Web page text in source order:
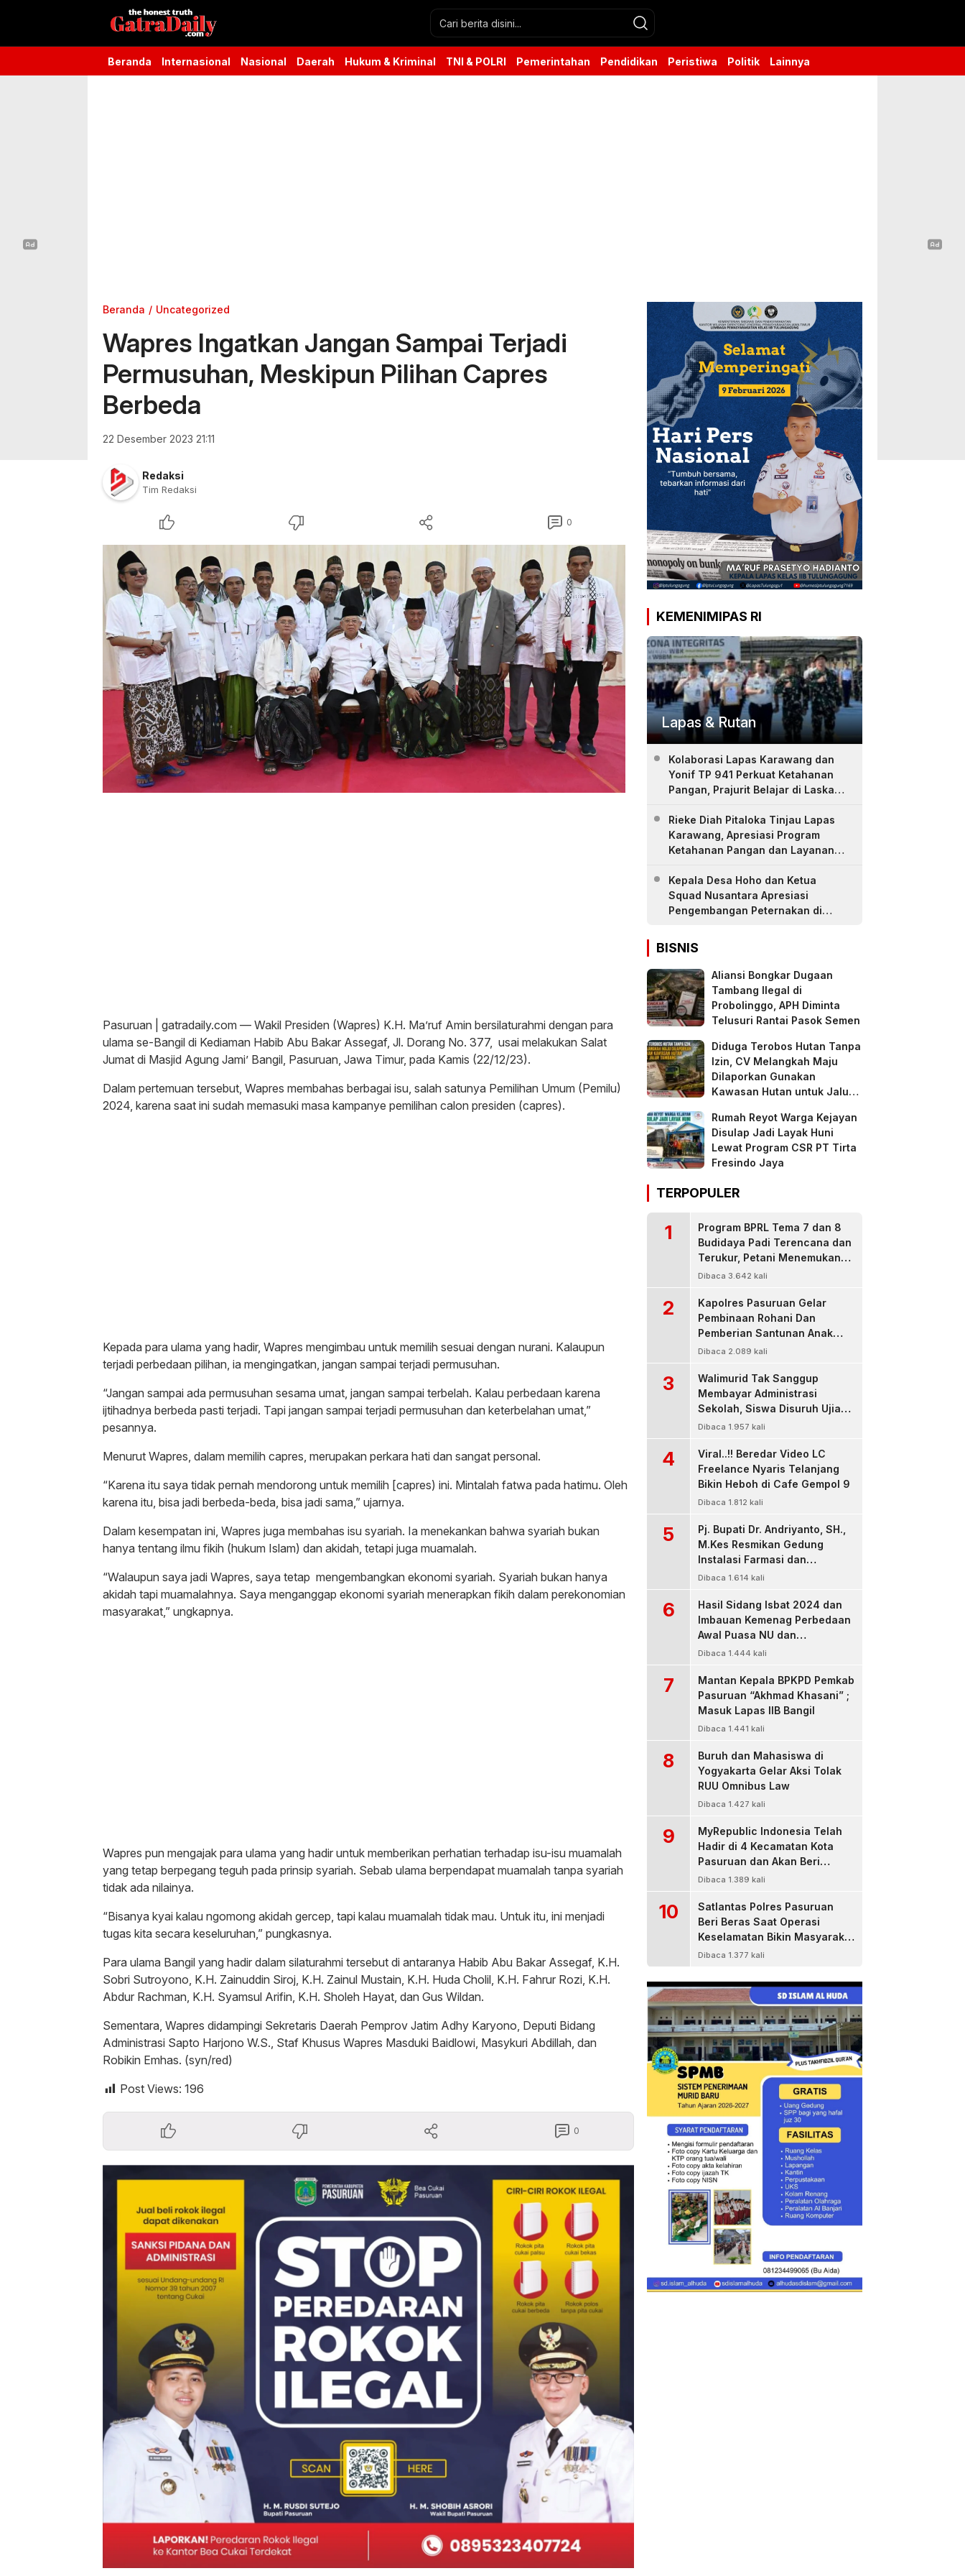
Gatra Daily
the honest truth
Beranda Internasional Nasional Daerah Hukum & Kriminal TNI & POLRI Pemerintahan Pendidikan Peristiwa Politik Lainnya
Beranda Uncategorized
Wapres Ingatkan Jangan Sampai Terjadi
Permusuhan, Meskipun Pilihan Capres
Berbeda
22 Desember 2023 21:11
Redaksi
Tim Redaksi
0
Pasuruan | gatradaily.com — Wakil Presiden (Wapres) K.H. Ma’ruf Amin bersilaturahmi dengan para
ulama se-Bangil di Kediaman Habib Abu Bakar Assegaf, Jl. Dorang No. 377, usai melakukan Salat
Jumat di Masjid Agung Jami’ Bangil, Pasuruan, Jawa Timur, pada Kamis (22/12/23).
Dalam pertemuan tersebut, Wapres membahas berbagai isu, salah satunya Pemilihan Umum (Pemilu)
2024, karena saat ini sudah memasuki masa kampanye pemilihan calon presiden (capres).
Kepada para ulama yang hadir, Wapres mengimbau untuk memilih sesuai dengan nurani. Kalaupun
terjadi perbedaan pilihan, ia mengingatkan, jangan sampai terjadi permusuhan.
“Jangan sampai ada permusuhan sesama umat, jangan sampai terbelah. Kalau perbedaan karena
ijtihadnya berbeda pasti terjadi. Tapi jangan sampai terjadi permusuhan dan keterbelahan umat,”
pesannya.
Menurut Wapres, dalam memilih capres, merupakan perkara hati dan sangat personal.
“Karena itu saya tidak pernah mendorong untuk memilih [capres) ini. Mintalah fatwa pada hatimu. Oleh
karena itu, bisa jadi berbeda-beda, bisa jadi sama,” ujarnya.
Dalam kesempatan ini, Wapres juga membahas isu syariah. Ia menekankan bahwa syariah bukan
hanya tentang ilmu fikih (hukum Islam) dan akidah, tetapi juga muamalah.
“Walaupun saya jadi Wapres, saya tetap mengembangkan ekonomi syariah. Syariah bukan hanya
akidah tapi muamalahnya. Saya menganggap ekonomi syariah menerapkan fikih dalam perekonomian
masyarakat,” ungkapnya.
Wapres pun mengajak para ulama yang hadir untuk memberikan perhatian terhadap isu-isu muamalah
yang tetap berpegang teguh pada prinsip syariah. Sebab ulama berpendapat muamalah tanpa syariah
tidak ada nilainya.
“Bisanya kyai kalau ngomong akidah gercep, tapi kalau muamalah tidak mau. Untuk itu, ini menjadi
tugas kita secara keseluruhan,” pungkasnya.
Para ulama Bangil yang hadir dalam silaturahmi tersebut di antaranya Habib Abu Bakar Assegaf, K.H.
Sobri Sutroyono, K.H. Zainuddin Siroj, K.H. Zainul Mustain, K.H. Huda Cholil, K.H. Fahrur Rozi, K.H.
Abdur Rachman, K.H. Syamsul Arifin, K.H. Sholeh Hayat, dan Gus Wildan.
Sementara, Wapres didampingi Sekretaris Daerah Pemprov Jatim Adhy Karyono, Deputi Bidang
Administrasi Sapto Harjono W.S., Staf Khusus Wapres Masduki Baidlowi, Masykuri Abdillah, dan
Robikin Emhas. (syn/red)
Post Views: 196
0
KEMENIMIPAS RI
Lapas & Rutan
Kolaborasi Lapas Karawang dan
Yonif TP 941 Perkuat Ketahanan
Pangan, Prajurit Belajar di Laskar
Rieke Diah Pitaloka Tinjau Lapas
Karawang, Apresiasi Program
Ketahanan Pangan dan Layanan
Kepala Desa Hoho dan Ketua
Squad Nusantara Apresiasi
Pengembangan Peternakan di
BISNIS
Aliansi Bongkar Dugaan
Tambang Ilegal di
Probolinggo, APH Diminta
Telusuri Rantai Pasok Semen
Diduga Terobos Hutan Tanpa
Izin, CV Melangkah Maju
Dilaporkan Gunakan
Kawasan Hutan untuk Jalur
Rumah Reyot Warga Kejayan
Disulap Jadi Layak Huni
Lewat Program CSR PT Tirta
Fresindo Jaya
TERPOPULER
1
Program BPRL Tema 7 dan 8
Budidaya Padi Terencana dan
Terukur, Petani Menemukan
Penanggulangan Hama
Dibaca 3.642 kali
2
Kapolres Pasuruan Gelar
Pembinaan Rohani Dan
Pemberian Santunan Anak
Yatim untuk Tingkatkan
Dibaca 2.089 kali
3
Walimurid Tak Sanggup
Membayar Administrasi
Sekolah, Siswa Disuruh Ujian
di Luar Kelas
Dibaca 1.957 kali
4
Viral..!! Beredar Video LC
Freelance Nyaris Telanjang
Bikin Heboh di Cafe Gempol 9
Dibaca 1.812 kali
5
Pj. Bupati Dr. Andriyanto, SH.,
M.Kes Resmikan Gedung
Instalasi Farmasi dan
Dropzone IGD, RSUD Bangil
Dibaca 1.614 kali
6
Hasil Sidang Isbat 2024 dan
Imbauan Kemenag Perbedaan
Awal Puasa NU dan
Muhamadiyah
Dibaca 1.444 kali
7
Mantan Kepala BPKPD Pemkab
Pasuruan “Akhmad Khasani” ;
Masuk Lapas IIB Bangil
Dibaca 1.441 kali
8
Buruh dan Mahasiswa di
Yogyakarta Gelar Aksi Tolak
RUU Omnibus Law
Dibaca 1.427 kali
9
MyRepublic Indonesia Telah
Hadir di 4 Kecamatan Kota
Pasuruan dan Akan Beri
Pelayanan Terbaik Untuk
Dibaca 1.389 kali
10
Satlantas Polres Pasuruan
Beri Beras Saat Operasi
Keselamatan Bikin Masyarakat
Senang
Dibaca 1.377 kali